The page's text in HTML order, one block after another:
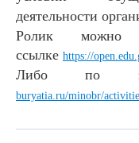
деятельности
Ролик можно
ссылке https://
Либо по
buryatia.ru/minobr/